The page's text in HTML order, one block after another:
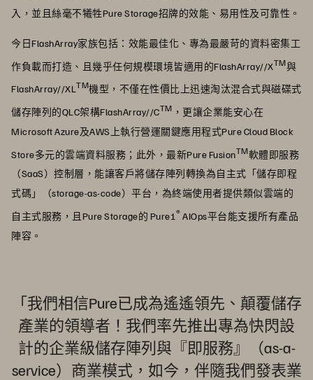
入，並且絲毫不犧牲Pure Storage招牌的效能、易用性及可靠性。
今日FlashArray家族包括：效能最佳化、專為最嚴苛的資料密集工
作負載而打造、且幾乎任何規模環境皆適用的FlashArray//XTM與
FlashArray//XL TM機型，不僅在性價比上迅速淘汰混合式與磁碟式
儲存陣列的QLC架構FlashArray//CTM ，更讓企業能安心在
Microsoft Azure及AWS上執行營運關鍵應用程式Pure Cloud Block
Store多元的雲端資料服務；此外，最新Pure FusionTM軟體即服務
（SaaS）控制層，能讓客戶將儲存陣列轉換為自主式「儲存即程
式碼」（storage-as-code）平台，為終端使用者提供類似雲端的
自主式服務，且Pure Storage的 Pure1 ® AIOps平台能支援所有產品
陣容。
「我們相信Pure已成為遙遙領先、顛覆儲存
產業的領導者！我們率先推出專為快閃設
計的企業級儲存陣列與『即服務』（as-a-
service）商業模式，如今，伴隨我們發表業